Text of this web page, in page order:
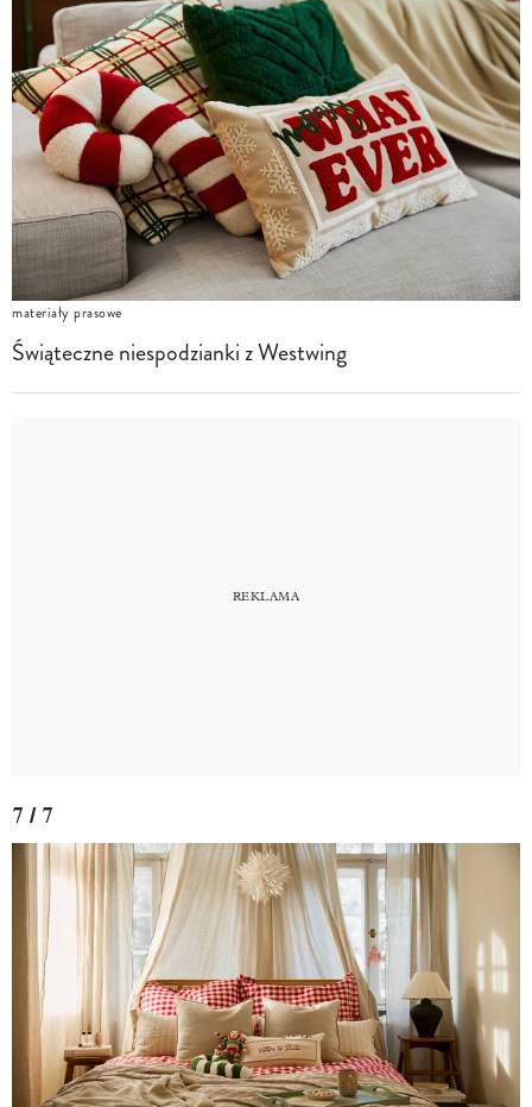
materiały prasowe
Świąteczne niespodzianki z Westwing
7 / 7